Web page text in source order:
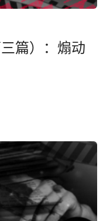
篇）：煽动